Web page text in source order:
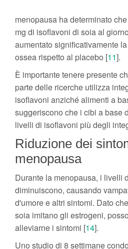
menopausa ha determinato
mg di isoflavoni di soia al
aumentato significativamente
ossea rispetto al placebo [11].
È importante tenere presente
parte delle ricerche utilizza
isoflavoni anziché alimenti a
suggeriscono che i cibi a base
livelli di isoflavoni più degli
Riduzione dei
menopausa
Durante la menopausa, i livelli
diminuiscono, causando
d'umore e altri sintomi. Dato
soia imitano gli estrogeni,
alleviarne i sintomi [14].
Uno studio di 8 settimane